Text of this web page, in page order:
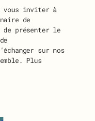
vous inviter à
de
de présenter le
sur nos
Plus